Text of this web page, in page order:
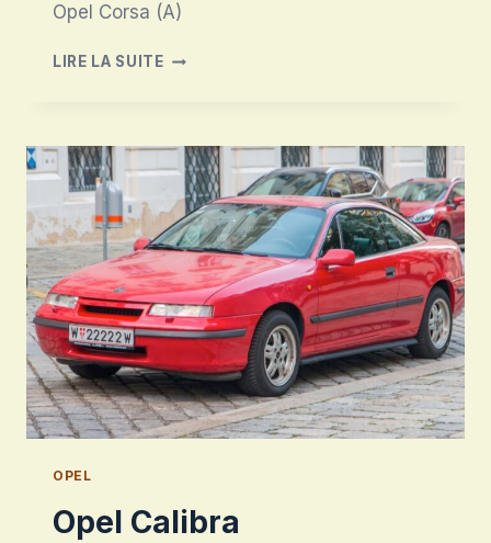
Opel Corsa (A)
LIRE LA SUITEOPEL
OPEL
Opel Calibra